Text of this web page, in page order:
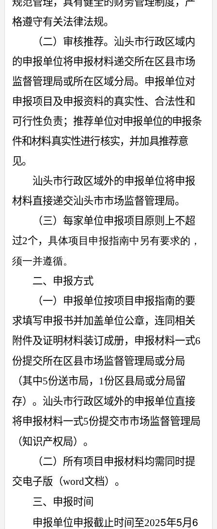
格遵守有关法律法规。
（二）审核推荐。汕头市行政区域内
的申报单位将申报材料递交所在区县市场
监督管理局或所在区域分局。申报单位对
申报项目及申报资料的真实性、合法性和
可行性负责；推荐单位对申报单位的申报条
件和材料真实性进行核实，并加具推荐意
见。
汕头市行政区域外的申报单位将申报
材料直接递交汕头市市场监督管理局。
（三） 每家单位申报项目原则上不超
过2个， 具体项目申报指南中另有要求的，
须一并遵循。
二、申报方式
（一）申报单位按项目申报指南的要
求填写申报书并加盖单位公章，连同相关
附件及证明材料装订成册，申报材料一式6
份提交所在区县市场监督管理局或分局
（其中5份送市局， 1份区县局或分局留
存）。汕头市行政区域外的申报单位直接
将申报材料一式5份提交市市场监督管理局
（知识产权局）。
（二）所有项目申报材料均需同时提
交电子版（word文档）。
三、申报时间
申报单位申报截止时间至2025年5月 6